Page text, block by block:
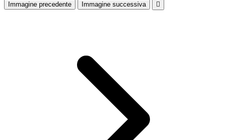
Immagine precedente Immagine successiva 